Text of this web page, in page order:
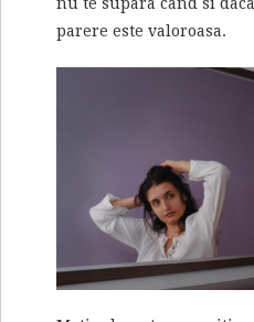
parere este valoroasa.